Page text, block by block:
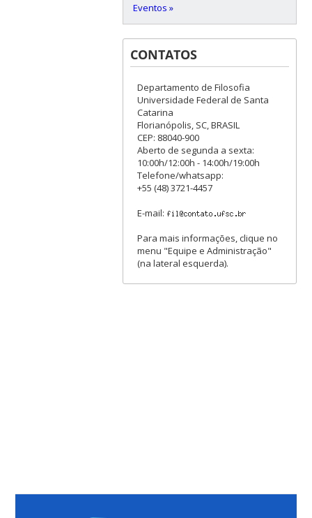
Eventos »
CONTATOS
Departamento de Filosofia
Universidade Federal de Santa
Catarina
Florianópolis, SC, BRASIL
CEP: 88040-900
Aberto de segunda a sexta:
10:00h/12:00h - 14:00h/19:00h
Telefone/whatsapp:
+55 (48) 3721-4457
E-mail:
Para mais informações, clique no
menu "Equipe e Administração"
(na lateral esquerda).